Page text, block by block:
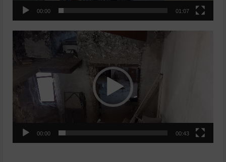
00:00 01:07
Video
Player
00:00 00:43